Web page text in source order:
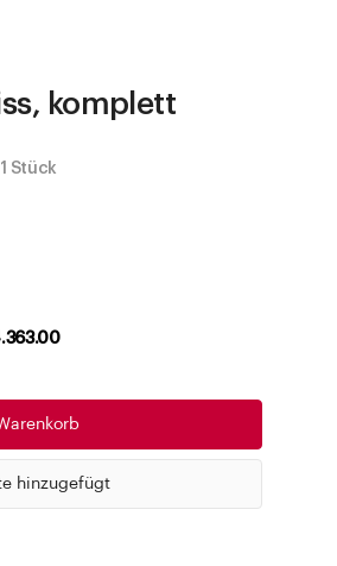
komplett
Stück
hinzugefügt